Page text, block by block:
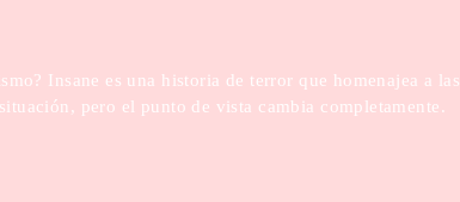
Insane es una historia de terror que homenajea a las
pero el punto de vista cambia completamente.